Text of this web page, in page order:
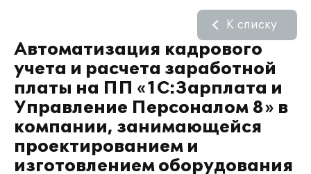
Автоматизация кадрового
учета и расчета заработной
платы на ПП «1С:Зарплата и
Управление Персоналом 8» в
компании, занимающейся
проектированием и
изготовлением оборудования
К списку